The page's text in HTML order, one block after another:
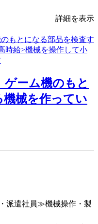
詳細を表示
ゲーム機のもと
械を作ってい
派遣社員≫機械操作・製